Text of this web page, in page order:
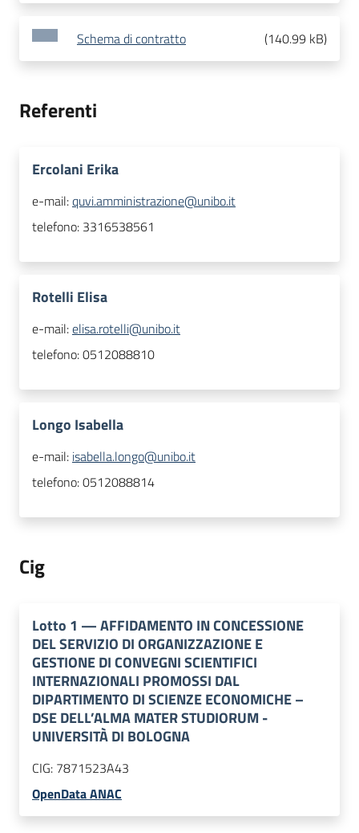
Schema di contratto (140.99 kB)
Referenti
Ercolani Erika
e-mail:quvi.amministrazione@unibo.it
telefono: 3316538561
Rotelli Elisa
e-mail:elisa.rotelli@unibo.it
telefono:0512088810
Longo Isabella
e-mail: isabella.longo@unibo.it
telefono:0512088814
Cig
Lotto 1 —AFFIDAMENTO IN CONCESSIONE
DEL SERVIZIO DI ORGANIZZAZIONE E
GESTIONE DI CONVEGNI SCIENTIFICI
INTERNAZIONALI PROMOSSI DAL
DIPARTIMENTO DI SCIENZE ECONOMICHE –
DSE DELL’ALMA MATER STUDIORUM -
UNIVERSITÀ DI BOLOGNA
CIG: 7871523A43
OpenData ANAC